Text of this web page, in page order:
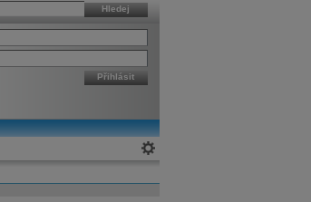
Hledej
Přihlásit